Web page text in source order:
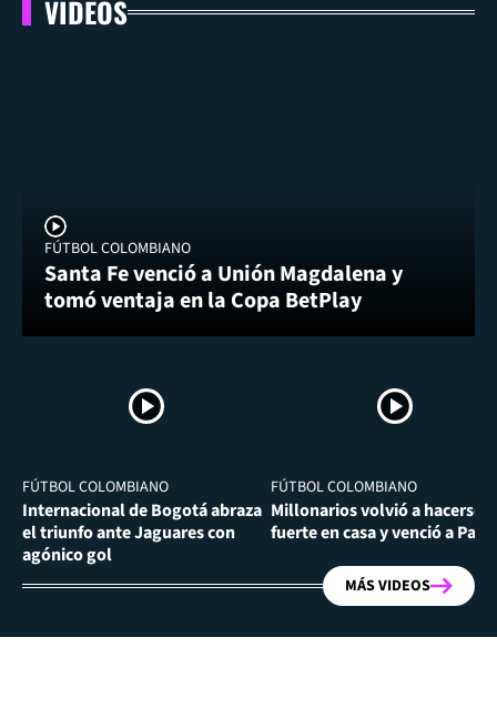
VIDEOS
FÚTBOL COLOMBIANO
Santa Fe venció a Unión Magdalena y
tomó ventaja en la Copa BetPlay
FÚTBOL COLOMBIANO
Internacional de Bogotá abraza
el triunfo ante Jaguares con
agónico gol
FÚTBOL COLOMBIANO
Millonarios volvió a hacerse
fuerte en casa y venció a
MÁS VIDEOS